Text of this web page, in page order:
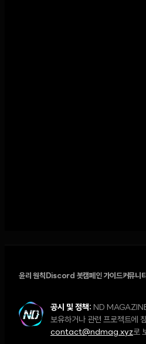
윤리 원칙 Discord 봇캠페인 가이드커뮤니
공시 및 정책: ND MAGAZINE
보유하거나 관련 프로젝트에
contact@ndmag.xyz로